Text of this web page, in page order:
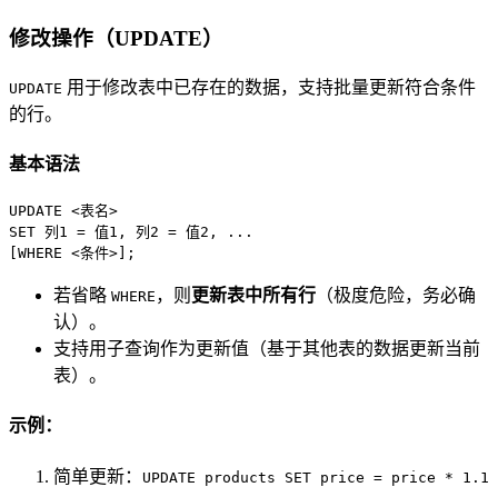
修改操作（UPDATE）
UPDATE 用于修改表中已存在的数据，支持批量更新符合条件
的行。
基本语法
UPDATE <表名>
SET 列 1 = 值1 , 列 2 = 值2 , ...
WHERE <条件> ];
若省略 WHERE ，则 更新表中所有行 （极度危险，务必确
认）。
支持用子查询作为更新值（基于其他表的数据更新当前
表）。
示例：
简单更新：
UPDATE products SET price = price * 1.1